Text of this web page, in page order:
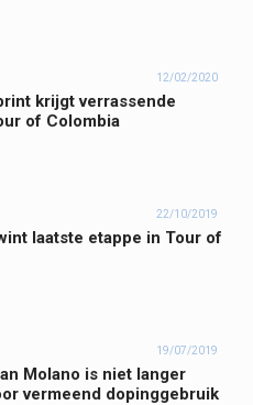
12/02/2020
krijgt verrassende
of Colombia
22/10/2019
laatste etappe in Tour of
19/07/2019
Molano is niet langer
vermeend dopinggebruik